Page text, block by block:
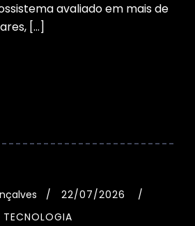
avaliado em mais de
[…]
22/07/2026
TECNOLOGIA